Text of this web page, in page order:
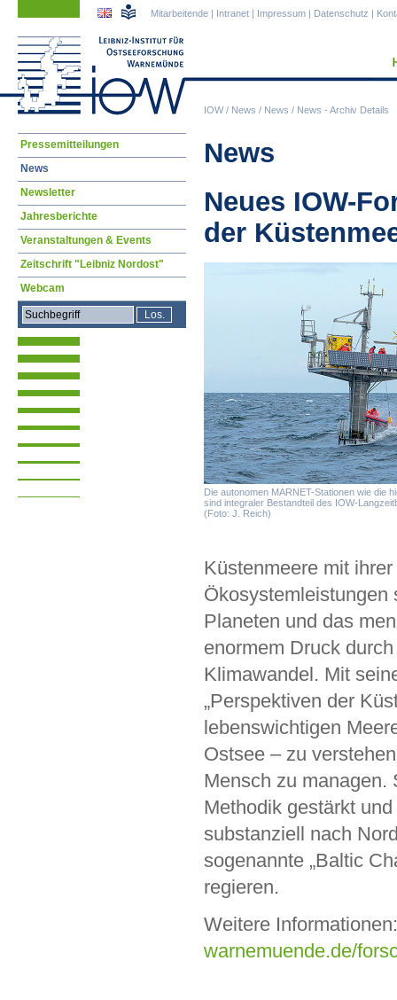
IOW/ News / News / News - Archiv Details
Mitarbeitende | Intranet | Impressum | Datenschutz |
News
Neues IOW-
der
Die autonomen MARNET-Stationen wie die
sind integraler Bestandteil des IOW-
(Foto: J. Reich)
Küstenmeere mit
Ökosystemleistungen
Planeten und das
enormem Druck
Klimawandel. Mit
„Perspektiven der
lebenswichtigen
Ostsee – zu
Mensch zu managen.
Methodik gestärkt
substanziell nach
sogenannte „Baltic
regieren.
Weitere
warnemuende.de/
Navigation
Pressemitteilungen
News
Newsletter
Jahresberichte
Veranstaltungen & Events
Zeitschrift "Leibniz Nordost"
Webcam